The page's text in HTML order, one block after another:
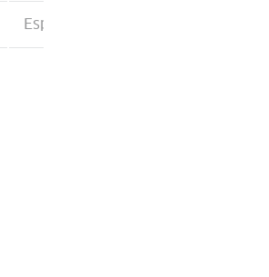
Especificación